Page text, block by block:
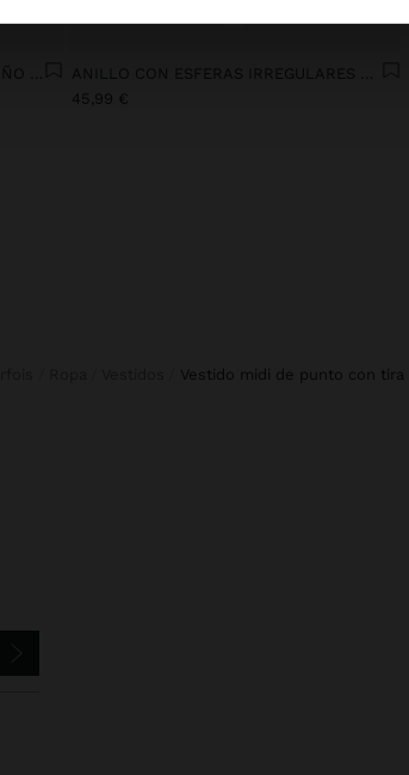
ANILLO ABIERTO ASIMÉTRICO - BAÑO DE PLATA
ANILLO CON ESFERAS IRREGULARES BICOLOR - BAÑO DE ORO 18K
45,99 €
vestido midi de punto con tira